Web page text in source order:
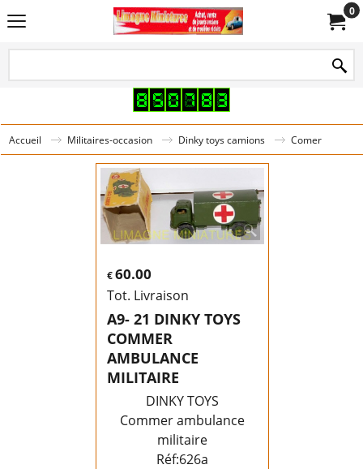
0
Accueil Militaires-occasion Dinky toys camions Comer
€60.00
Tot. Livraison
A9- 21 DINKY TOYS
COMMER
AMBULANCE
MILITAIRE
DINKY TOYS
Commer ambulance
militaire
Réf:626a